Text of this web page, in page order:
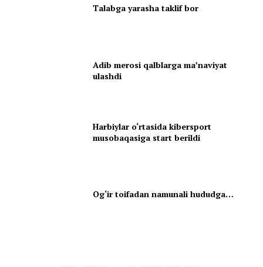
Talabga yarasha taklif bor
Adib merosi qalblarga maʼnaviyat
ulashdi
Harbiylar o‘rtasida kibersport
musobaqasiga start berildi
Og‘ir toifadan namunali hududga…